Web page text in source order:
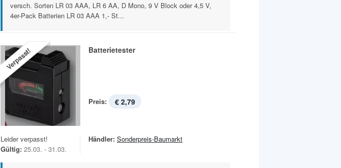
versch. Sorten LR 03 AAA, LR 6 AA, D Mono, 9 V Block oder 4,5 V,
4er-Pack Batterien LR 03 AAA 1,- St...
Verpasst! Batterietester
Preis: € 2,79
Leider verpasst!
Gültig: 25.03. - 31.03.
Händler: Sonderpreis-Baumarkt